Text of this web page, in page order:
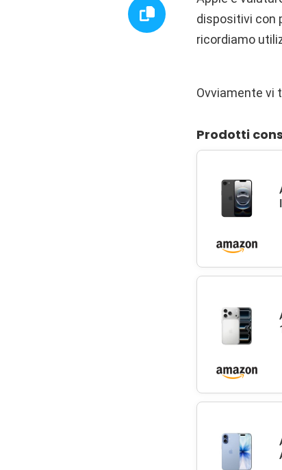
dispositivi con
ricordiamo
Ovviamente vi
Prodotti